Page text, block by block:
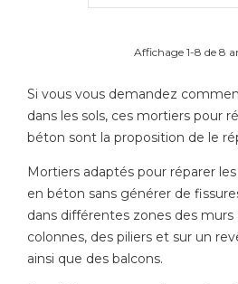
Affichage 1-8 de 8
Si vous vous demandez
dans les sols, ces mortiers pour
béton sont la proposition de le
Mortiers adaptés pour réparer
en béton sans générer de
dans différentes zones des murs
colonnes, des piliers et sur un
ainsi que des balcons.